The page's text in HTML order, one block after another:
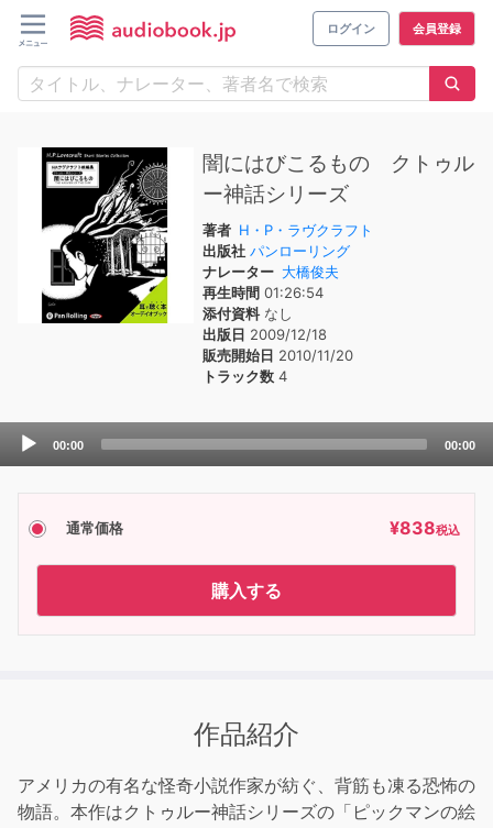
ログイン 会員登録
闇にはびこるもの クトゥル
ー神話シリーズ
著者 H・P・ラヴクラフト
出版社 パンローリング
ナレーター 大橋俊夫
再生時間 01:26:54
添付資料なし
出版日 2009/12/18
販売開始日 2010/11/20
トラック数 4
Audio
00:00 00:00
通常価格 ¥838税込
購入する
作品紹介
アメリカの有名な怪奇小説作家が紡ぐ、背筋も凍る恐怖の
物語。本作はクトゥルー神話シリーズの「ピックマンの絵